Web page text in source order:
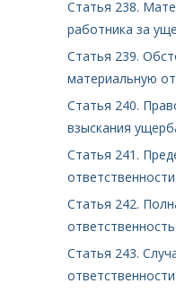
Статья 238.
работника за
Статья 239.
материальную
Статья 240.
взыскания
Статья 241.
Статья 242.
Статья 243.
ответственности